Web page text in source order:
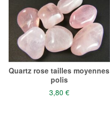
Quartz rose tailles moyennes
polis
3,80 €